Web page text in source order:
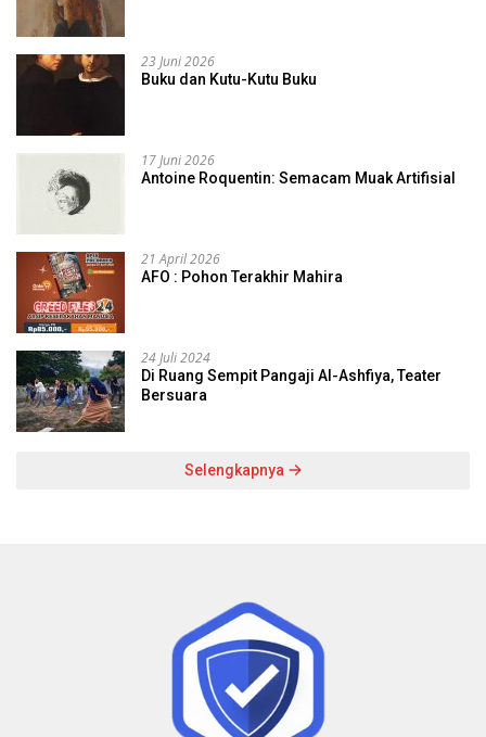
23 Juni 2026
Buku dan Kutu-Kutu Buku
17 Juni 2026
Antoine Roquentin: Semacam Muak Artifisial
21 April 2026
AFO : Pohon Terakhir Mahira
24 Juli 2024
Di Ruang Sempit Pangaji Al-Ashfiya, Teater
Bersuara
Selengkapnya